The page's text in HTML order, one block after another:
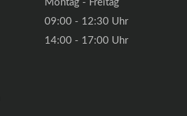
Montag - Freitag
09:00 - 12:30 Uhr
14:00 - 17:00 Uhr